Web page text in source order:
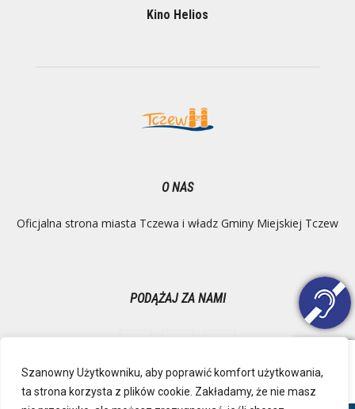
Szanowny Użytkowniku, aby poprawić komfort użytkowania,
ta strona korzysta z plików cookie. Zakładamy, że nie masz
Kino Helios
O NAS
Oficjalna strona miasta Tczewa i władz Gminy Miejskiej Tczew
PODĄŻAJ ZA NAMI
Ochrona danych osobowych Inspektor Danych Osobowych